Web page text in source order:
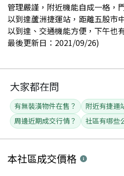
管理嚴謹，附近機能自成一格，
以到達蘆洲捷運站，距離五股市
以到達、交通機能方便，下午也
最後更新日：2021/09/26)
大家都在問
有無裝潢物件在售？
附近有捷運
周邊近期成交行情？
社區有哪些
本社區成交價格